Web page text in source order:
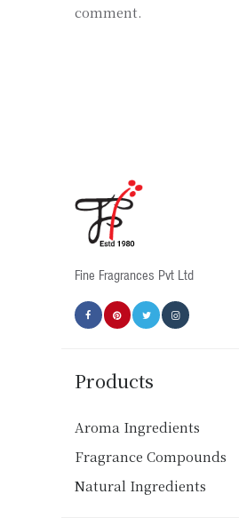
comment.
Fine Fragrances Pvt Ltd
Products
Aroma Ingredients
Fragrance Compounds
Natural Ingredients